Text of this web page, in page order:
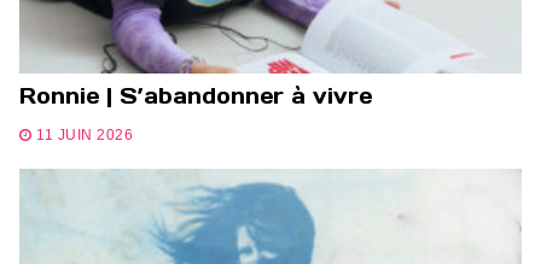
Ronnie | S’abandonner à vivre
11 JUIN 2026